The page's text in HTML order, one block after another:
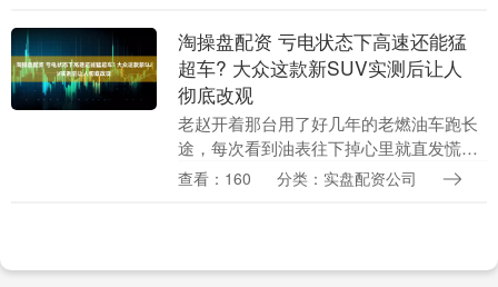
淘操盘配资 亏电状态下高速还能猛
超车? 大众这款新SUV实测后让人
彻底改观
老赵开着那台用了好几年的老燃油车跑长
途，每次看到油表往下掉心里就直发慌，
油价一涨钱包跟着遭罪。这回他听说有款
查看：160 分类：实盘配资公司